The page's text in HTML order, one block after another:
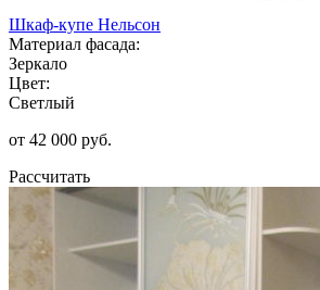
Шкаф-купе Нельсон
Материал фасада:
Зеркало
Цвет:
Светлый
от 42 000 руб.
Рассчитать